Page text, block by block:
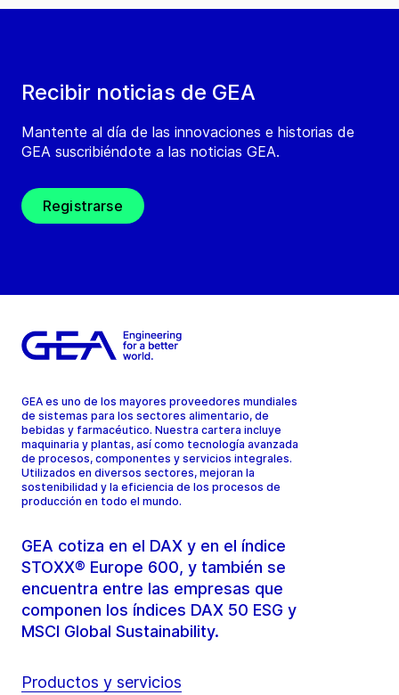
Recibir noticias de GEA
Mantente al día de las innovaciones e historias de
GEA suscribiéndote a las noticias GEA.
Registrarse
GEA es uno de los mayores proveedores mundiales
de sistemas para los sectores alimentario, de
bebidas y farmacéutico. Nuestra cartera incluye
maquinaria y plantas, así como tecnología avanzada
de procesos, componentes y servicios integrales.
Utilizados en diversos sectores, mejoran la
sostenibilidad y la eficiencia de los procesos de
producción en todo el mundo.
GEA cotiza en el DAX y en el índice
STOXX® Europe 600, y también se
encuentra entre las empresas que
componen los índices DAX 50 ESG y
MSCI Global Sustainability.
Productos y servicios